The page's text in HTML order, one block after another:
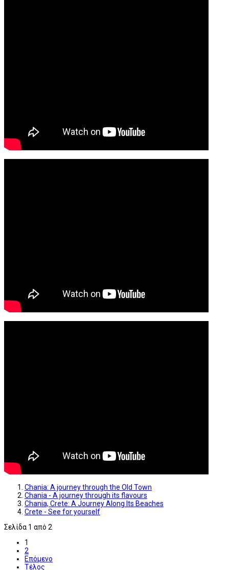
Chania: A journey through the Old Town
Chania - A journey through its flavours
Chania, Crete: A Journey Along Its Beaches
Crete - See for yourself
Σελίδα 1 από 2
1
2
Επόμενο
Τέλος